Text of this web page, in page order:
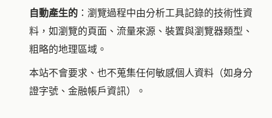
自動產生的 ：瀏覽過程中由分析工具記錄的技術性資
料，如瀏覽的頁面、流量來源、裝置與瀏覽器類型、
粗略的地理區域。
本站不會要求、也不蒐集任何敏感個人資料（如身分
證字號、金融帳戶資訊）。